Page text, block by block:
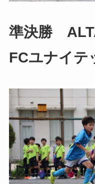
準決勝
FCユナイテ